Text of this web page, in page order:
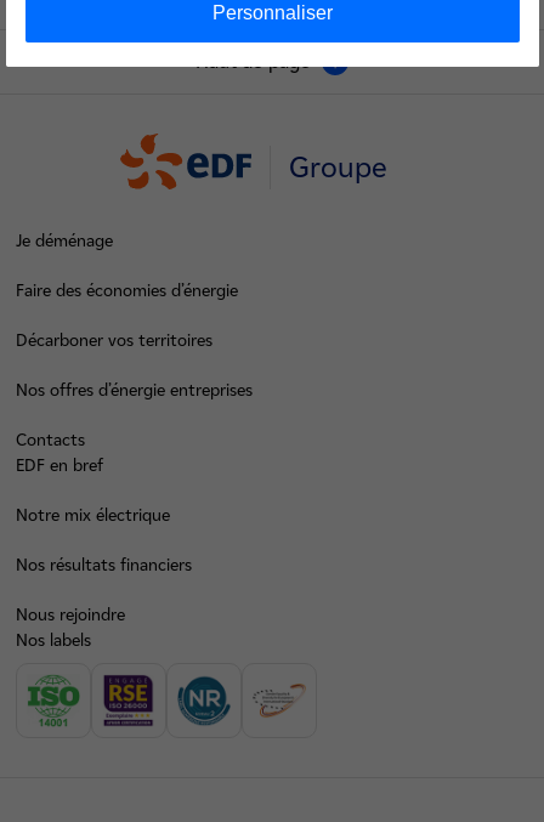
Haut de page
Groupe
Je déménage
Faire des économies d’énergie
Décarboner vos territoires
Nos offres d’énergie entreprises
Contacts
EDF en bref
Notre mix électrique
Nos résultats financiers
Nous rejoindre
Nos labels
Personnaliser